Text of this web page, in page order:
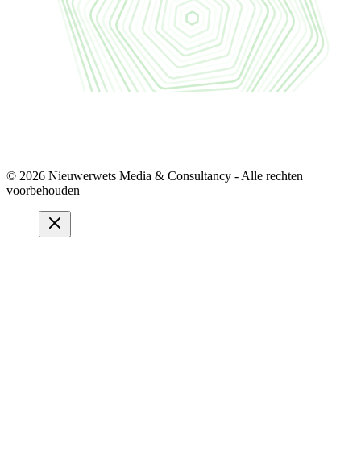
© 2026 Nieuwerwets Media & Consultancy - Alle rechten
voorbehouden